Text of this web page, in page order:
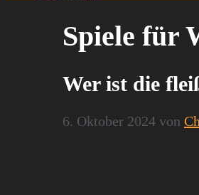
Spiele für
Wer ist die
6. Oktober 2024 von